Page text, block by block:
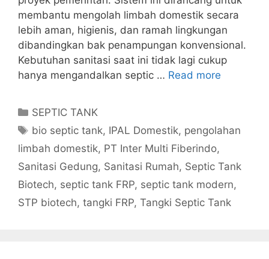
membantu mengolah limbah domestik secara
lebih aman, higienis, dan ramah lingkungan
dibandingkan bak penampungan konvensional.
Kebutuhan sanitasi saat ini tidak lagi cukup
hanya mengandalkan septic … Read more
Categories
SEPTIC TANK
Tags
bio septic tank, IPAL Domestik, pengolahan
limbah domestik, PT Inter Multi Fiberindo,
Sanitasi Gedung, Sanitasi Rumah, Septic Tank
Biotech, septic tank FRP, septic tank modern,
STP biotech, tangki FRP, Tangki Septic Tank